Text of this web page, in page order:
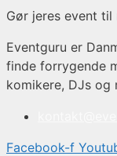
Gør jeres event
Eventguru er
finde forrygende
komikere, DJs og
Facebook-f